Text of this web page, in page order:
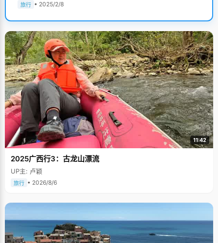
旅行 • 2025/2/8
11:42
2025广西行3：古龙山漂流
UP主: 卢颖
旅行 • 2026/8/6